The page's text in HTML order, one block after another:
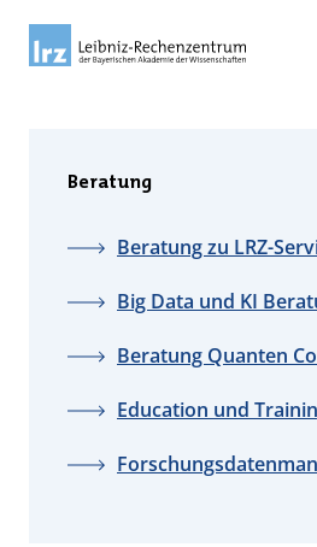
Beratung
Beratung zu LRZ-
Big Data und KI
Beratung Quanten
Education und